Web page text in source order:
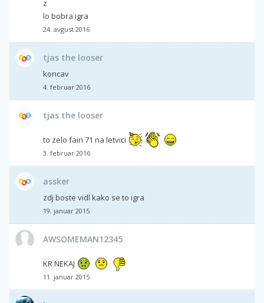
z
lo bobra igra
24. avgust 2016
tjas the looser
koncav
4. februar 2016
tjas the looser
to zelo fain 71 na letvici
3. februar 2016
assker
zdj boste vidl kako se to igra
19. januar 2015
AWSOMEMAN12345
KR NEKAJ
11. januar 2015